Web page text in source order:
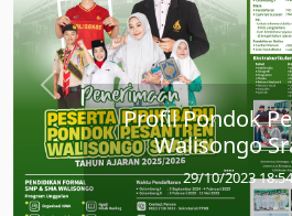
Profil Pondok
Walisongo
29/10/2023